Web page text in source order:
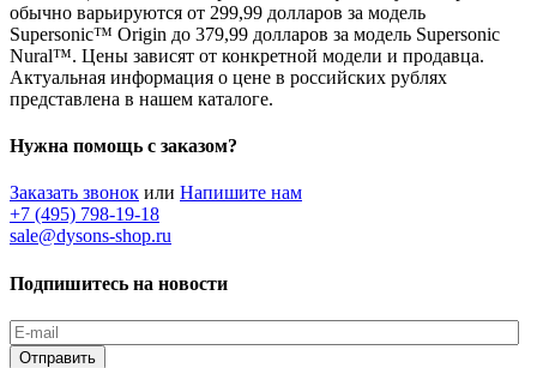
обычно варьируются от 299,99 долларов за модель
Supersonic™ Origin до 379,99 долларов за модель Supersonic
Nural™. Цены зависят от конкретной модели и продавца.
Актуальная информация о цене в российских рублях
представлена в нашем каталоге.
Нужна помощь с заказом?
Заказать звонок или Напишите нам
+7 (495) 798-19-18
sale@dysons-shop.ru
Подпишитесь на новости
Отправить